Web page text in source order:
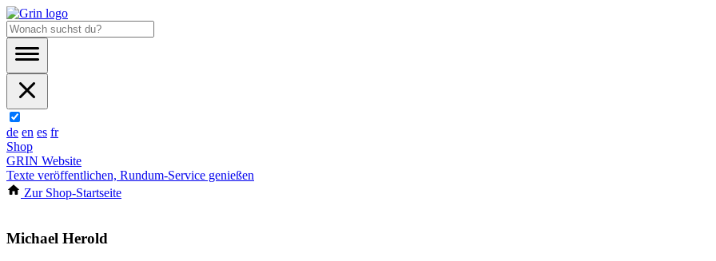
de en es fr
Shop
GRIN Website
Texte veröffentlichen, Rundum-Service genießen
Zur Shop-Startseite
Michael Herold